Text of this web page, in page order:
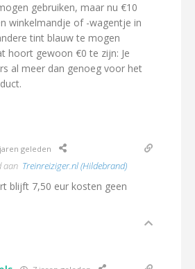
gebruiken, maar nu €10
winkelmandje of -wagentje in
tint blauw te mogen
hoort gewoon €0 te zijn: Je
al meer dan genoeg voor het
geleden
aan Treinreiziger.nl (Hildebrand)
blijft 7,50 eur kosten geen